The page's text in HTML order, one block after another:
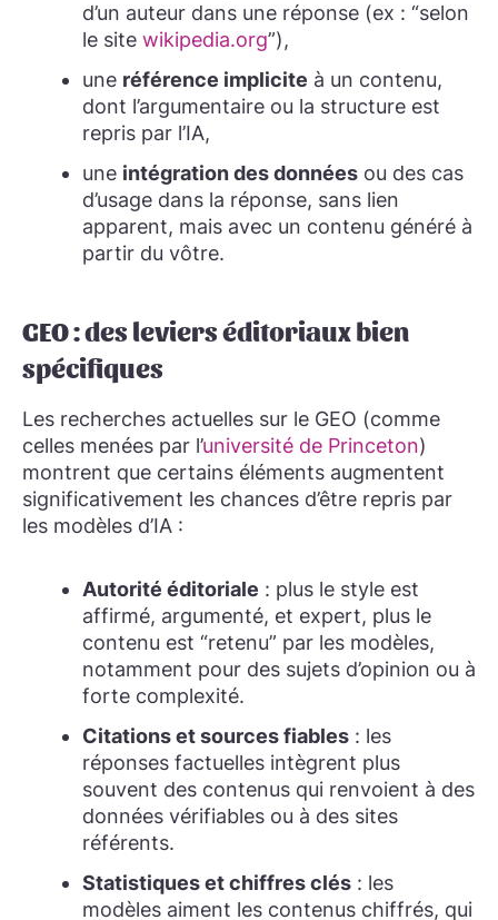
d’un auteur dans une réponse (ex : “selon
le site wikipedia.org”),
une référence implicite à un contenu,
dont l’argumentaire ou la structure est
repris par l’IA,
une intégration des données ou des cas
d’usage dans la réponse, sans lien
apparent, mais avec un contenu généré à
partir du vôtre.
GEO : des leviers éditoriaux bien
spécifiques
Les recherches actuelles sur le GEO (comme
celles menées par l’université de Princeton)
montrent que certains éléments augmentent
significativement les chances d’être repris par
les modèles d’IA :
Autorité éditoriale : plus le style est
affirmé, argumenté, et expert, plus le
contenu est “retenu” par les modèles,
notamment pour des sujets d’opinion ou à
forte complexité.
Citations et sources fiables : les
réponses factuelles intègrent plus
souvent des contenus qui renvoient à des
données vérifiables ou à des sites
référents.
Statistiques et chiffres clés : les
modèles aiment les contenus chiffrés, qui